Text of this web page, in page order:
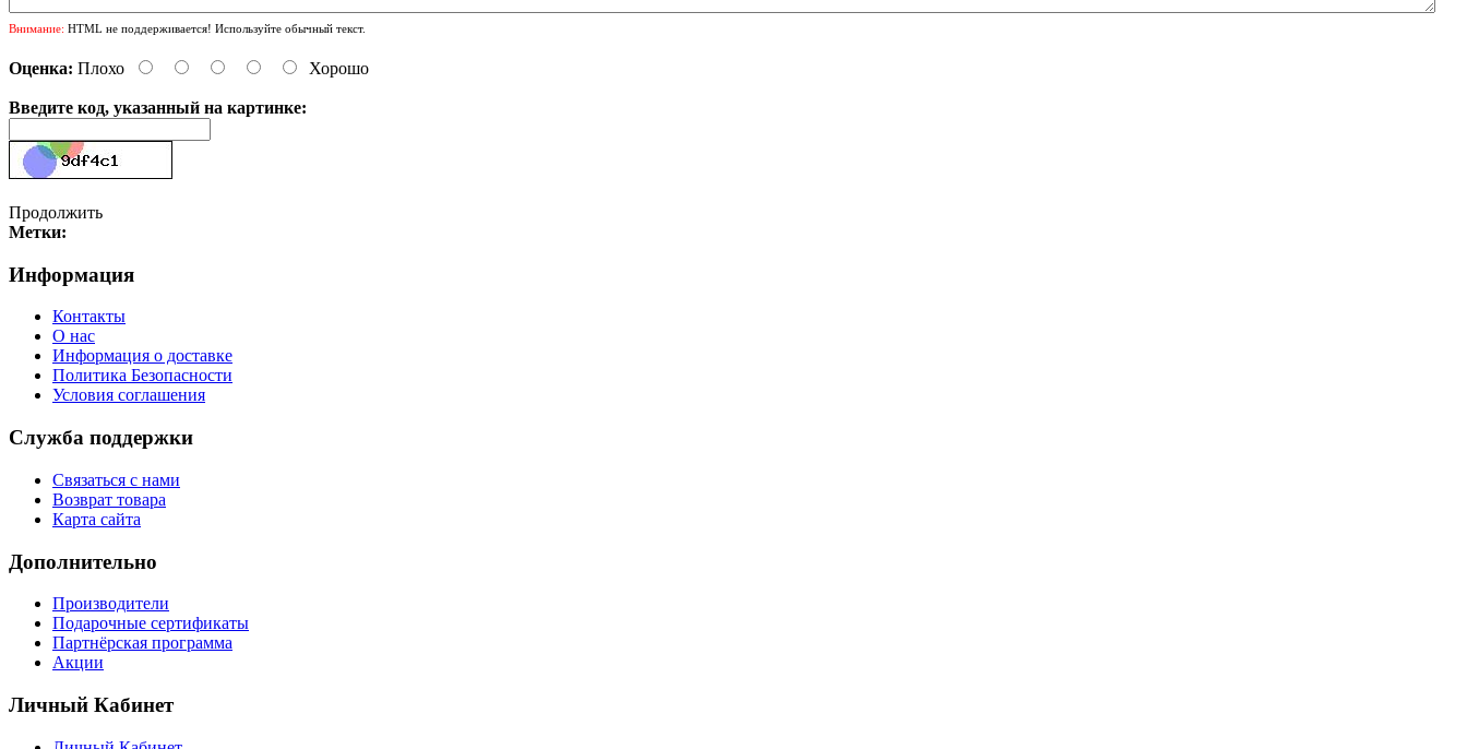
Внимание: HTML не поддерживается! Используйте обычный текст.
Оценка: Плохо Хорошо
Введите код, указанный на картинке:
Продолжить
Метки:
Информация
Контакты
О нас
Информация о доставке
Политика Безопасности
Условия соглашения
Служба поддержки
Связаться с нами
Возврат товара
Карта сайта
Дополнительно
Производители
Подарочные сертификаты
Партнёрская программа
Акции
Личный Кабинет